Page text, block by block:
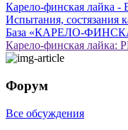
Карело-финская
Испытания, состязания
База «КАРЕЛО-
Карело-финская
Форум
Все обсуждения